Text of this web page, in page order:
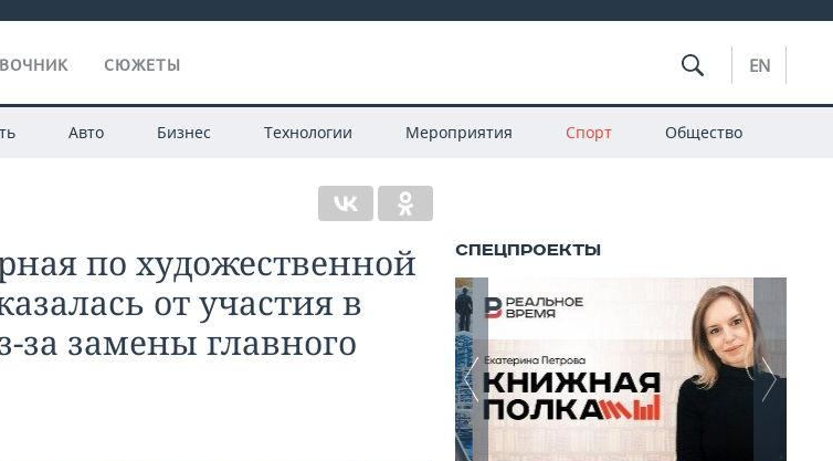
СЮЖЕТЫ EN
Авто Бизнес Технологии Мероприятия Спорт Общество
по художественной
от участия в
за замены главного